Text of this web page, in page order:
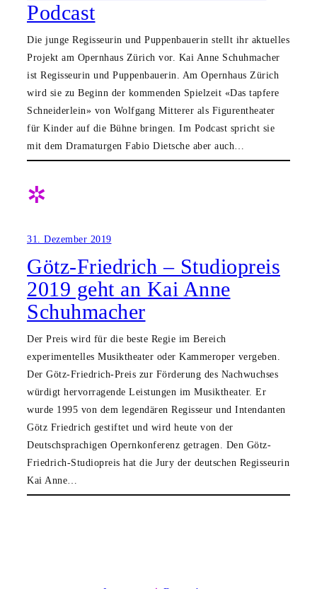
Podcast
Die junge Regisseurin und Puppenbauerin stellt ihr aktuelles
Projekt am Opernhaus Zürich vor. Kai Anne Schuhmacher
ist Regisseurin und Puppenbauerin. Am Opernhaus Zürich
wird sie zu Beginn der kommenden Spielzeit «Das tapfere
Schneiderlein» von Wolfgang Mitterer als Figurentheater
für Kinder auf die Bühne bringen. Im Podcast spricht sie
mit dem Dramaturgen Fabio Dietsche aber auch…
✲
31. Dezember 2019
Götz-Friedrich – Studiopreis
2019 geht an Kai Anne
Schuhmacher
Der Preis wird für die beste Regie im Bereich
experimentelles Musiktheater oder Kammeroper vergeben.
Der Götz-Friedrich-Preis zur Förderung des Nachwuchses
würdigt hervorragende Leistungen im Musiktheater. Er
wurde 1995 von dem legendären Regisseur und Intendanten
Götz Friedrich gestiftet und wird heute von der
Deutschsprachigen Opernkonferenz getragen. Den Götz-
Friedrich-Studiopreis hat die Jury der deutschen Regisseurin
Kai Anne…